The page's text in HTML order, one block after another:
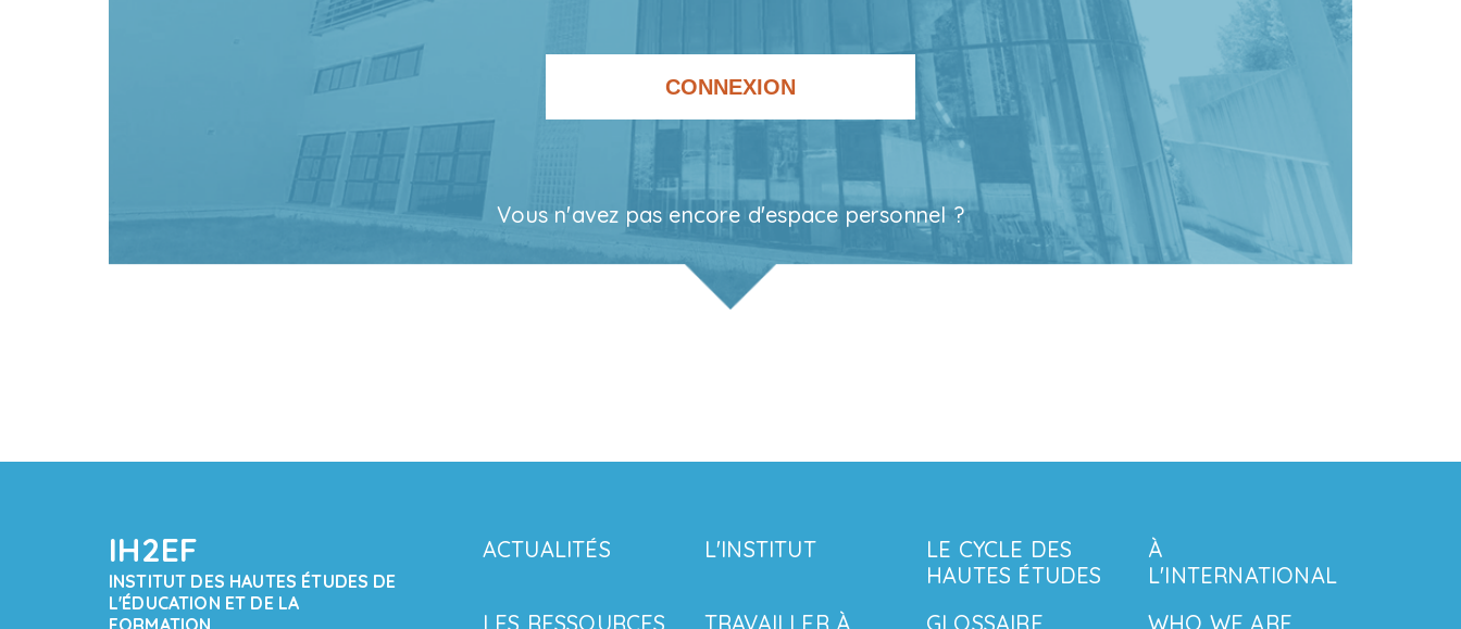
Vous n'avez pas encore d'espace personnel ?
IH2EF
INSTITUT DES HAUTES ÉTUDES DE
L'ÉDUCATION ET DE LA
FORMATION
ACTUALITÉS L'INSTITUT
LE CYCLE DES
HAUTES ÉTUDES
À
L'INTERNATIONAL
LES RESSOURCES
TRAVAILLER À GLOSSAIRE WHO WE ARE